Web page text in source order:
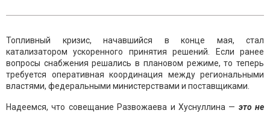
Топливный кризис, начавшийся в конце мая, стал
катализатором ускоренного принятия решений. Если ранее
вопросы снабжения решались в плановом режиме, то теперь
требуется оперативная координация между региональными
властями, федеральными министерствами и поставщиками.
Надеемся, что совещание Развожаева и Хуснуллина — это не